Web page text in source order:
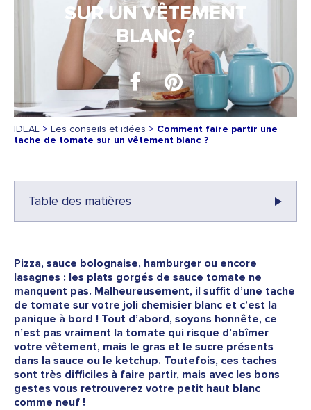
SUR UN VÊTEMENT
BLANC ?
IDEAL > Les conseils et idées > Comment faire partir une
tache de tomate sur un vêtement blanc ?
Table des matières
Pizza, sauce bolognaise, hamburger ou encore
lasagnes : les plats gorgés de sauce tomate ne
manquent pas. Malheureusement, il suffit d’une tache
de tomate sur votre joli chemisier blanc et c’est la
panique à bord ! Tout d’abord, soyons honnête, ce
n’est pas vraiment la tomate qui risque d’abîmer
votre vêtement, mais le gras et le sucre présents
dans la sauce ou le ketchup. Toutefois, ces taches
sont très difficiles à faire partir, mais avec les bons
gestes vous retrouverez votre petit haut blanc
comme neuf !